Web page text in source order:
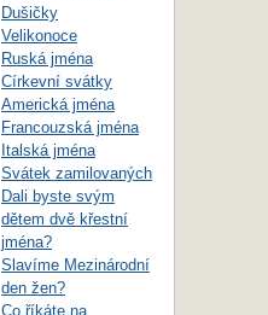
Dušičky
Velikonoce
Ruská jména
Církevní svátky
Americká jména
Francouzská jména
Italská jména
Svátek zamilovaných
Dali byste svým
dětem dvě křestní
jména?
Slavíme Mezinárodní
den žen?
Co říkáte na